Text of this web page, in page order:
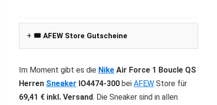
🎟️ AFEW Store Gutscheine
Im Moment gibt es die Nike Air Force 1 Boucle QS
Herren Sneaker IO4474-300 bei AFEW Store für
69,41 € inkl. Versand. Die Sneaker sind in allen